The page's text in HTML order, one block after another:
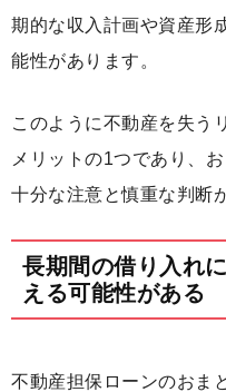
期的な収入計画や資産形
能性があります。
このように不動産を失う
メリットの1つであり、
十分な注意と慎重な判断
長期間の借り入れ
える可能性がある
不動産担保ローンのおま